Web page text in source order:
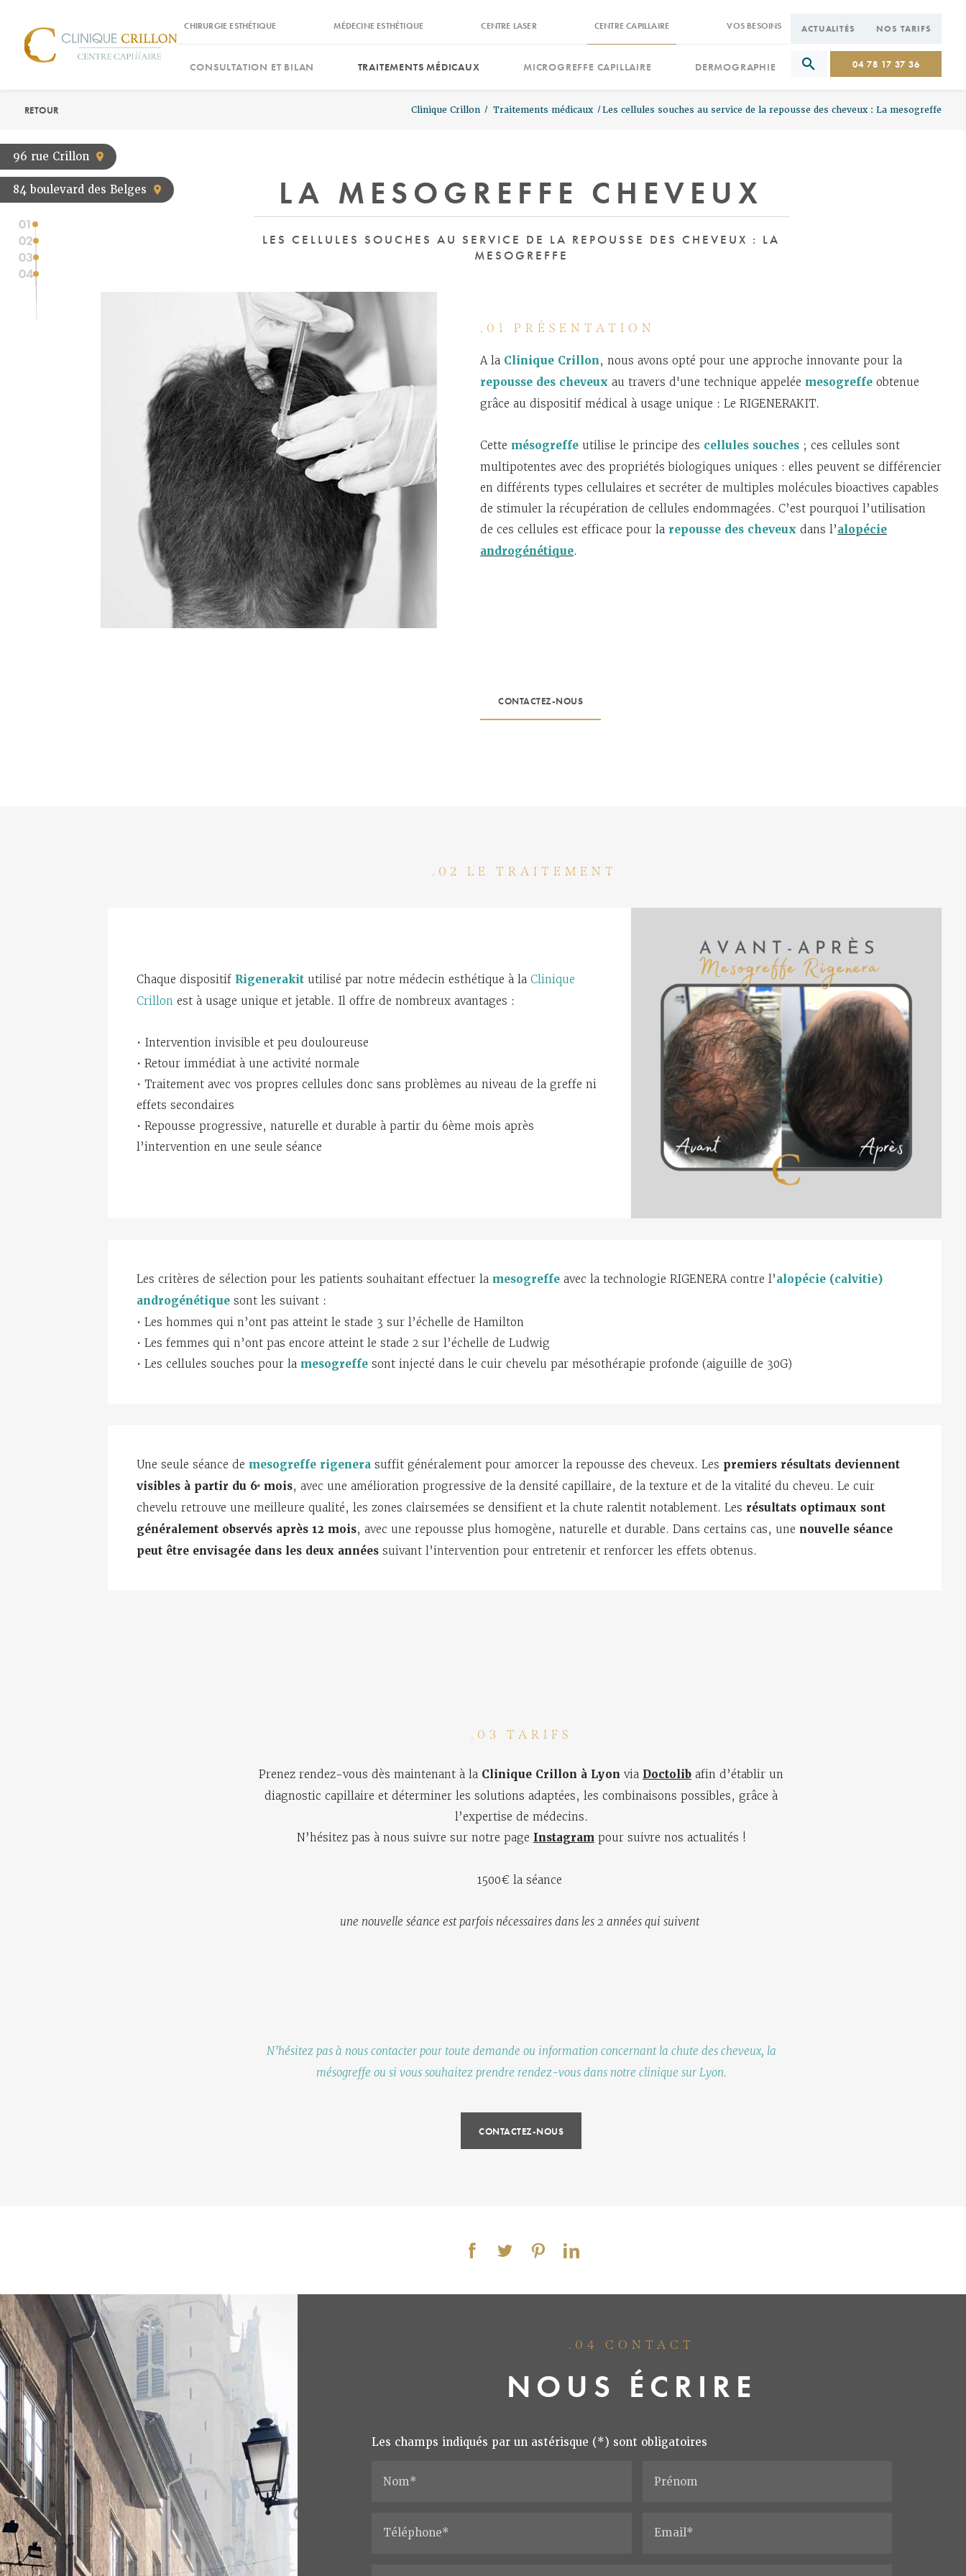
CHIRURGIE ESTHÉTIQUE MÉDECINE ESTHÉTIQUE CENTRE LASER CENTRE CAPILLAIRE
CONSULTATION ET BILAN TRAITEMENTS MÉDICAUX MICROGREFFE CAPILLAIRE DERMOGRAPHIE
VOS BESOINS ACTUALITÉS NOS TARIFS
04 78 17 37 36
96 rue Crillon
84 boulevard des Belges
Clinique Crillon Traitements médicaux Les cellules souches au service de la repousse des cheveux : La mesogreffe
RETOUR
LA MESOGREFFE CHEVEUX
LES CELLULES SOUCHES AU SERVICE DE LA REPOUSSE DES CHEVEUX : LA
MESOGREFFE
.01 PRÉSENTATION
A la Clinique Crillon, nous avons opté pour une approche innovante pour la
repousse des cheveux au travers d'une technique appelée mesogreffe obtenue
grâce au dispositif médical à usage unique : Le RIGENERAKIT.
Cette mésogreffe utilise le principe des cellules souches ; ces cellules sont
multipotentes avec des propriétés biologiques uniques : elles peuvent se différencier
en différents types cellulaires et secréter de multiples molécules bioactives capables
de stimuler la récupération de cellules endommagées. C’est pourquoi l’utilisation
de ces cellules est efficace pour la repousse des cheveux dans l’alopécie
androgénétique.
CONTACTEZ-NOUS
.02 LE TRAITEMENT
Chaque dispositif Rigenerakitutilisé par notre médecin esthétique à la Clinique
Crillon est à usage unique et jetable. Il offre de nombreux avantages :
• Intervention invisible et peu douloureuse
• Retour immédiat à une activité normale
• Traitement avec vos propres cellules donc sans problèmes au niveau de la greffe ni
effets secondaires
• Repousse progressive, naturelle et durable à partir du 6ème mois après
l’intervention en une seule séance
Les critères de sélection pour les patients souhaitant effectuer la mesogreffeavec la technologie RIGENERA contre l’alopécie (calvitie)
androgénétiquesont les suivant :
• Les hommes qui n’ont pas atteint le stade 3 sur l’échelle de Hamilton
• Les femmes qui n’ont pas encore atteint le stade 2 sur l’échelle de Ludwig
• Les cellules souches pour la mesogreffesont injecté dans le cuir chevelu par mésothérapie profonde (aiguille de 30G)
Une seule séance de mesogreffe rigenerasuffit généralement pour amorcer la repousse des cheveux. Les premiers résultats deviennent
visibles à partir du 6ᵉ mois, avec une amélioration progressive de la densité capillaire, de la texture et de la vitalité du cheveu. Le cuir
chevelu retrouve une meilleure qualité, les zones clairsemées se densifient et la chute ralentit notablement. Les résultats optimaux sont
généralement observés après 12 mois, avec une repousse plus homogène, naturelle et durable. Dans certains cas, une nouvelle séance
peut être envisagée dans les deux années suivant l’intervention pour entretenir et renforcer les effets obtenus.
.03 TARIFS
Prenez rendez-vous dès maintenant à la Clinique Crillon à Lyon via Doctolib afin d’établir un
diagnostic capillaire et déterminer les solutions adaptées, les combinaisons possibles, grâce à
l’expertise de médecins.
N’hésitez pas à nous suivre sur notre page Instagrampour suivre nos actualités !
1500€ la séance
une nouvelle séance est parfois nécessaires dans les 2 années qui suivent
N’hésitez pas à nous contacter pour toute demande ou information concernant la chute des cheveux, la
mésogreffe ou si vous souhaitez prendre rendez-vous dans notre clinique sur Lyon.
CONTACTEZ-NOUS
.04 CONTACT
NOUS ÉCRIRE
Les champs indiqués par un astérisque (*) sont obligatoires
Nom* Prénom
Téléphone* Email*
01
02
03
04